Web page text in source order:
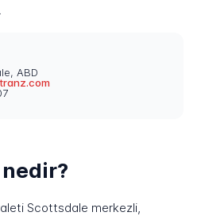
ABD
Scottsdale merkezli,